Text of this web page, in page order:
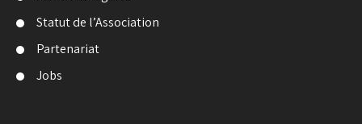
Statut de l’Association
Partenariat
Jobs